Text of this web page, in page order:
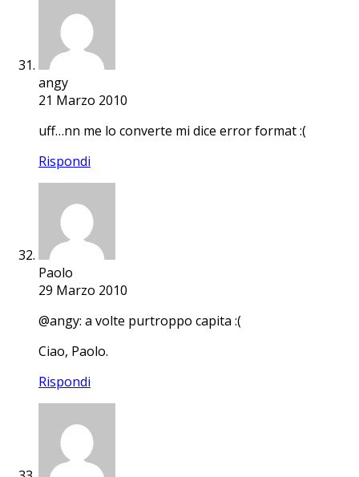
angy
21 Marzo 2010
uff…nn me lo converte mi dice error format :(
Rispondi
Paolo
29 Marzo 2010
@angy: a volte purtroppo capita :(
Ciao, Paolo.
Rispondi